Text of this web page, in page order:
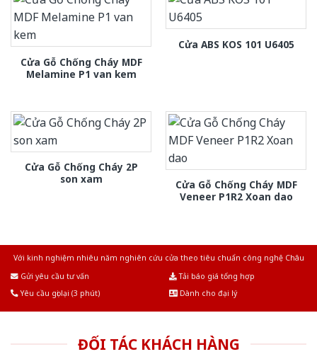
Cửa Gỗ Chống Cháy MDF
Melamine P1 van kem
Cửa ABS KOS 101 U6405
Cửa Gỗ Chống Cháy 2P
son xam
Cửa Gỗ Chống Cháy MDF
Veneer P1R2 Xoan dao
Với kinh nghiệm nhiêu năm nghiên cứu cửa theo tiêu chuẩn công nghệ Châu
Gửi yêu cầu tư vấn
Tải báo giá tổng hợp
Yêu cầu gọi lại (3 phút)
Dành cho đại lý
ĐỐI TÁC KHÁCH HÀNG